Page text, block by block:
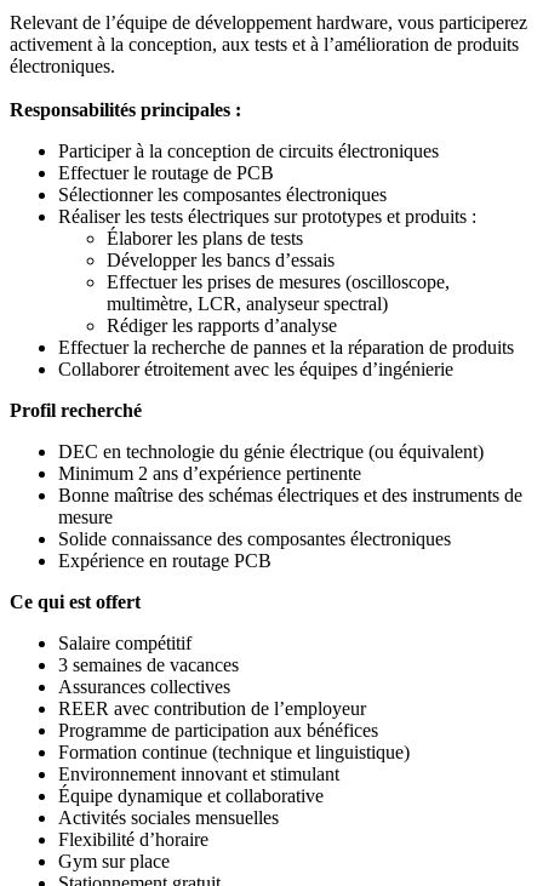
Relevant de l’équipe de développement hardware, vous participerez
activement à la conception, aux tests et à l’amélioration de produits
électroniques.
Responsabilités principales :
Participer à la conception de circuits électroniques
Effectuer le routage de PCB
Sélectionner les composantes électroniques
Réaliser les tests électriques sur prototypes et produits :
Élaborer les plans de tests
Développer les bancs d’essais
Effectuer les prises de mesures (oscilloscope,
multimètre, LCR, analyseur spectral)
Rédiger les rapports d’analyse
Effectuer la recherche de pannes et la réparation de produits
Collaborer étroitement avec les équipes d’ingénierie
Profil recherché
DEC en technologie du génie électrique (ou équivalent)
Minimum 2 ans d’expérience pertinente
Bonne maîtrise des schémas électriques et des instruments de
mesure
Solide connaissance des composantes électroniques
Expérience en routage PCB
Ce qui est offert
Salaire compétitif
3 semaines de vacances
Assurances collectives
REER avec contribution de l’employeur
Programme de participation aux bénéfices
Formation continue (technique et linguistique)
Environnement innovant et stimulant
Équipe dynamique et collaborative
Activités sociales mensuelles
Flexibilité d’horaire
Gym sur place